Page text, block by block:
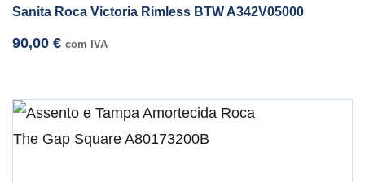
Sanita Roca Victoria Rimless BTW A342V05000
90,00 € com IVA